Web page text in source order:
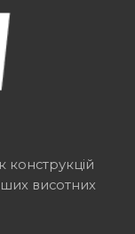
висотних